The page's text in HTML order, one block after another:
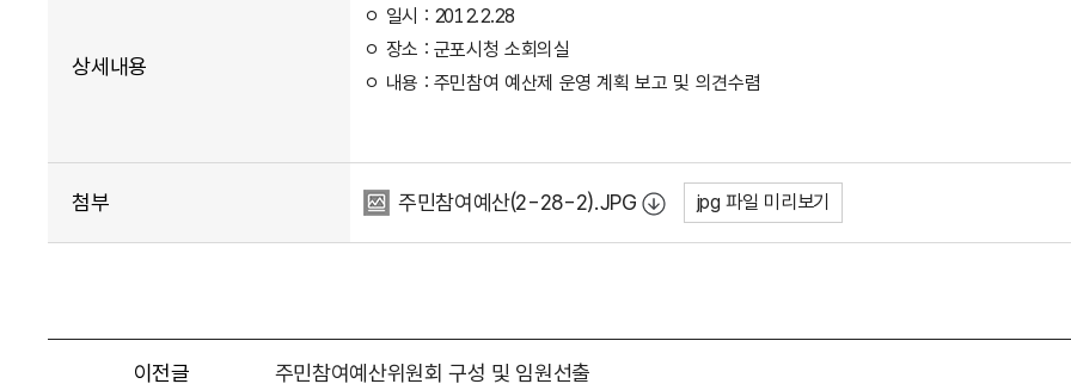
상세내용
ㅇ 일시 : 2012.2.28
ㅇ 장소 : 군포시청 소회의실
ㅇ 내용 : 주민참여 예산제 운영 계획 보고 및 의견수렴
첨부 주민참여예산(2-28-2).JPG jpg 파일 미리보기
이전글 주민참여예산위원회 구성 및 임원선출